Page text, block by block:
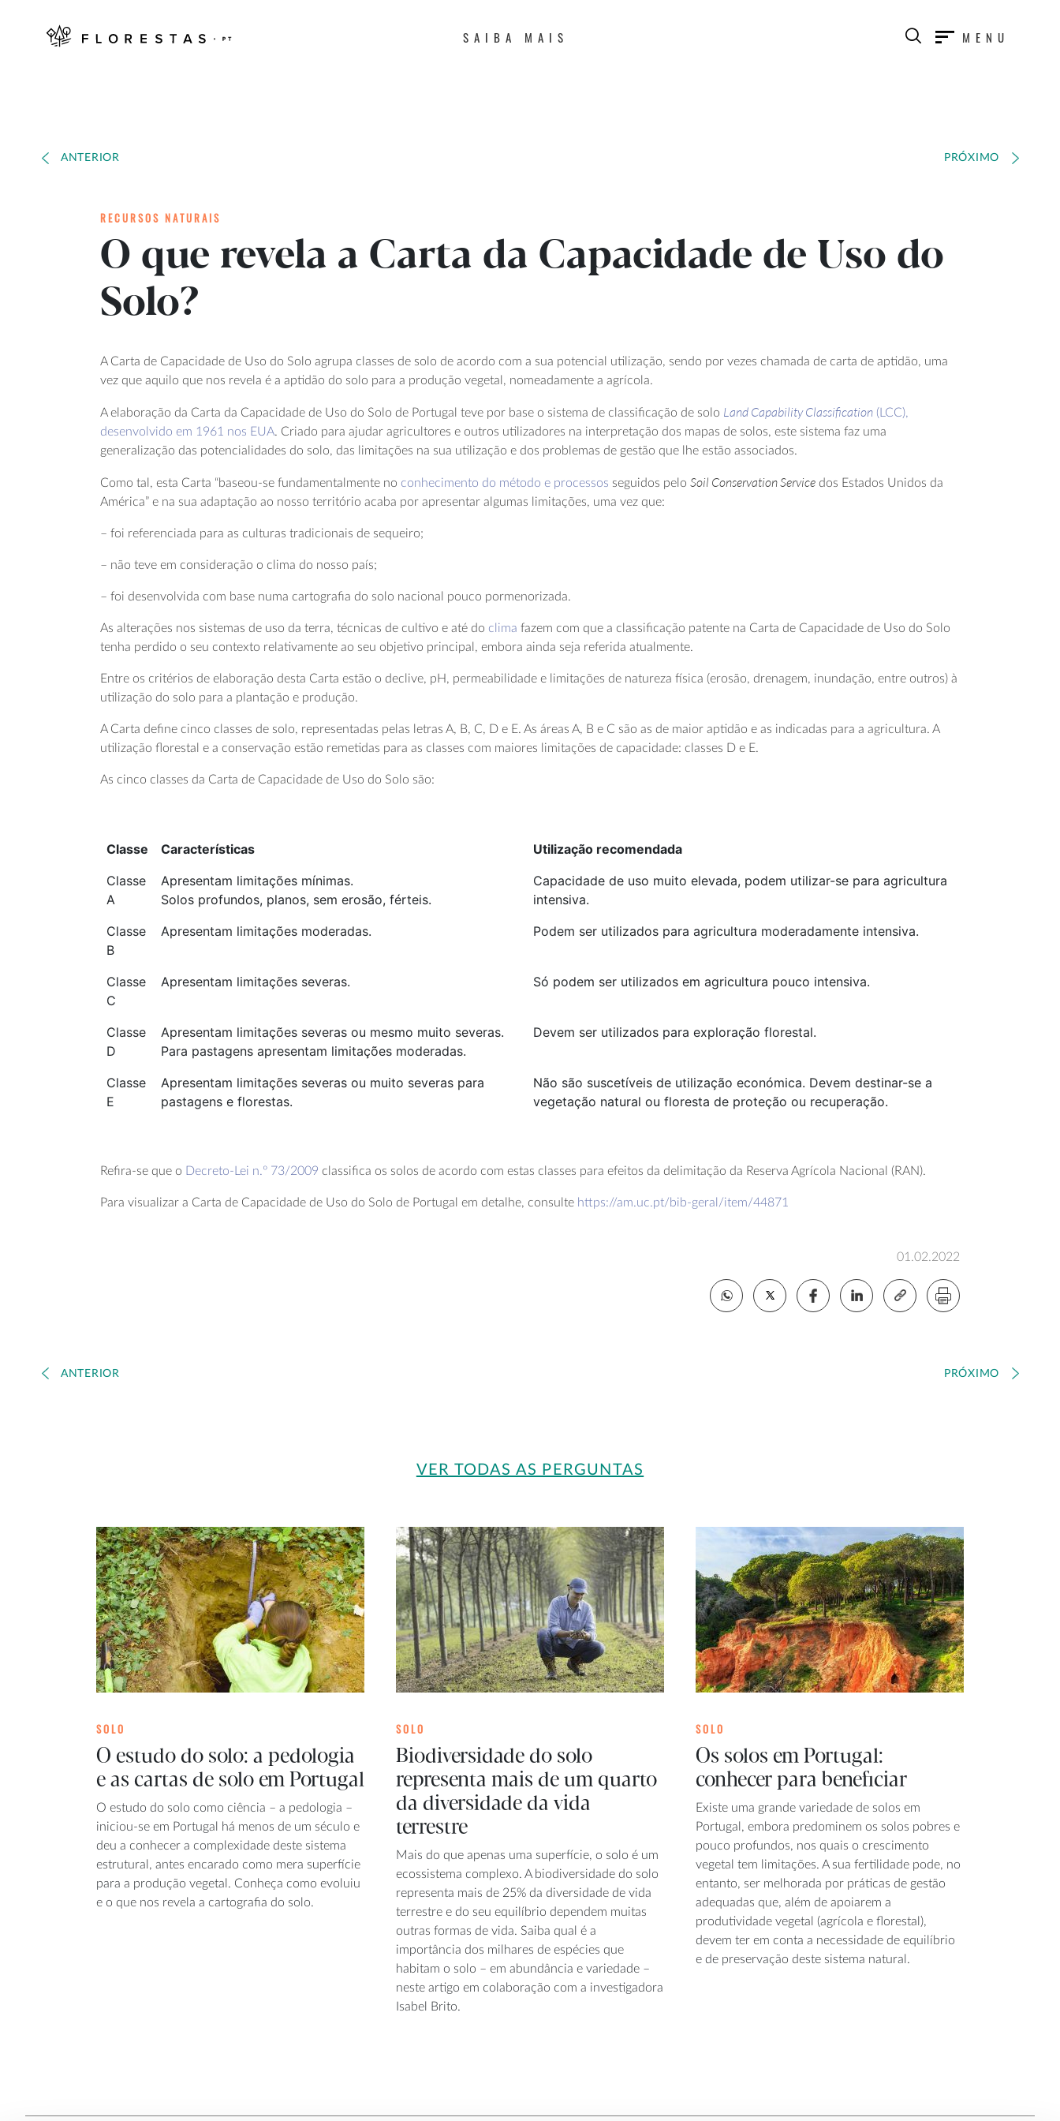
SAIBA MAIS MENU
ANTERIOR PRÓXIMO
RECURSOS NATURAIS
O que revela a Carta da Capacidade de Uso do
Solo?
A Carta de Capacidade de Uso do Solo agrupa classes de solo de acordo com a sua potencial utilização, sendo por vezes chamada de carta de aptidão, uma
vez que aquilo que nos revela é a aptidão do solo para a produção vegetal, nomeadamente a agrícola.
A elaboração da Carta da Capacidade de Uso do Solo de Portugal teve por base o sistema de classificação de solo Land Capability Classification (LCC),
desenvolvido em 1961 nos EUA. Criado para ajudar agricultores e outros utilizadores na interpretação dos mapas de solos, este sistema faz uma
generalização das potencialidades do solo, das limitações na sua utilização e dos problemas de gestão que lhe estão associados.
Como tal, esta Carta “baseou-se fundamentalmente no conhecimento do método e processos seguidos pelo Soil Conservation Service dos Estados Unidos da
América” e na sua adaptação ao nosso território acaba por apresentar algumas limitações, uma vez que:
– foi referenciada para as culturas tradicionais de sequeiro;
– não teve em consideração o clima do nosso país;
– foi desenvolvida com base numa cartografia do solo nacional pouco pormenorizada.
As alterações nos sistemas de uso da terra, técnicas de cultivo e até do clima fazem com que a classificação patente na Carta de Capacidade de Uso do Solo
tenha perdido o seu contexto relativamente ao seu objetivo principal, embora ainda seja referida atualmente.
Entre os critérios de elaboração desta Carta estão o declive, pH, permeabilidade e limitações de natureza física (erosão, drenagem, inundação, entre outros) à
utilização do solo para a plantação e produção.
A Carta define cinco classes de solo, representadas pelas letras A, B, C, D e E. As áreas A, B e C são as de maior aptidão e as indicadas para a agricultura. A
utilização florestal e a conservação estão remetidas para as classes com maiores limitações de capacidade: classes D e E.
As cinco classes da Carta de Capacidade de Uso do Solo são:
Classe Características
Utilização recomendada
Classe
A
Apresentam limitações mínimas.
Solos profundos, planos, sem erosão, férteis.
Capacidade de uso muito elevada, podem utilizar-se para agricultura
intensiva.
Classe
B
Apresentam limitações moderadas. Podem ser utilizados para agricultura moderadamente intensiva.
Classe
C
Apresentam limitações severas. Só podem ser utilizados em agricultura pouco intensiva.
Classe
D
Apresentam limitações severas ou mesmo muito severas.
Para pastagens apresentam limitações moderadas.
Devem ser utilizados para exploração florestal.
Classe
E
Apresentam limitações severas ou muito severas para
pastagens e florestas.
Não são suscetíveis de utilização económica. Devem destinar-se a
vegetação natural ou floresta de proteção ou recuperação.
Refira-se que o Decreto-Lei n.º 73/2009 classifica os solos de acordo com estas classes para efeitos da delimitação da Reserva Agrícola Nacional (RAN).
Para visualizar a Carta de Capacidade de Uso do Solo de Portugal em detalhe, consulte https://am.uc.pt/bib-geral/item/44871
01.02.2022
ANTERIOR PRÓXIMO
VER TODAS AS PERGUNTAS
SOLO
O estudo do solo: a pedologia
e as cartas de solo em Portugal
O estudo do solo como ciência – a pedologia –
iniciou-se em Portugal há menos de um século e
deu a conhecer a complexidade deste sistema
estrutural, antes encarado como mera superfície
para a produção vegetal. Conheça como evoluiu
e o que nos revela a cartografia do solo.
SOLO
Biodiversidade do solo
representa mais de um quarto
da diversidade da vida
terrestre
Mais do que apenas uma superfície, o solo é um
ecossistema complexo. A biodiversidade do solo
representa mais de 25% da diversidade de vida
terrestre e do seu equilíbrio dependem muitas
outras formas de vida. Saiba qual é a
importância dos milhares de espécies que
habitam o solo – em abundância e variedade –
neste artigo em colaboração com a investigadora
Isabel Brito.
SOLO
Os solos em Portugal:
conhecer para beneficiar
Existe uma grande variedade de solos em
Portugal, embora predominem os solos pobres e
pouco profundos, nos quais o crescimento
vegetal tem limitações. A sua fertilidade pode, no
entanto, ser melhorada por práticas de gestão
adequadas que, além de apoiarem a
produtividade vegetal (agrícola e florestal),
devem ter em conta a necessidade de equilíbrio
e de preservação deste sistema natural.